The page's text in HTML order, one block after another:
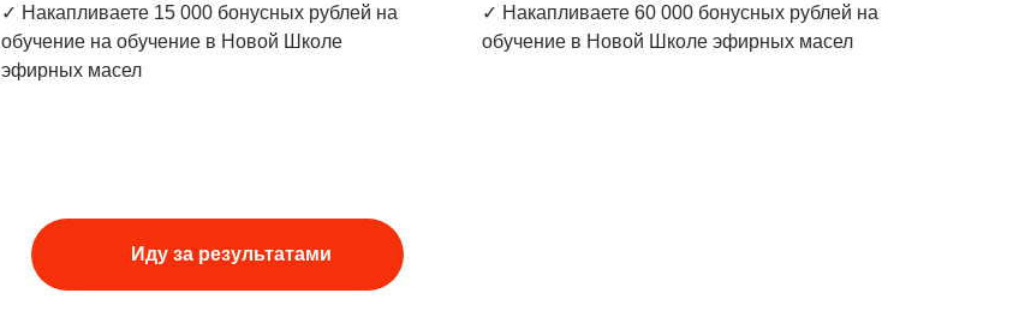
✓ Накапливаете 15 000 бонусных рублей на
обучение на обучение в Новой Школе
эфирных масел
✓ Накапливаете 60 000 бонусных рублей на
обучение в Новой Школе эфирных масел
Иду за результатами